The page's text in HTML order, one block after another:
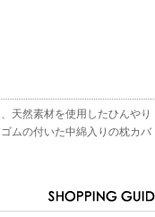
天然素材を使用したひんやり
ムの付いた中綿入りの枕カバ